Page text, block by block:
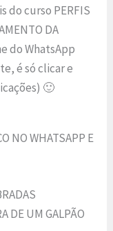
do curso PERFIS
DA
do WhatsApp
é só clicar e
🙂
NO WHATSAPP E
DE UM GALPÃO